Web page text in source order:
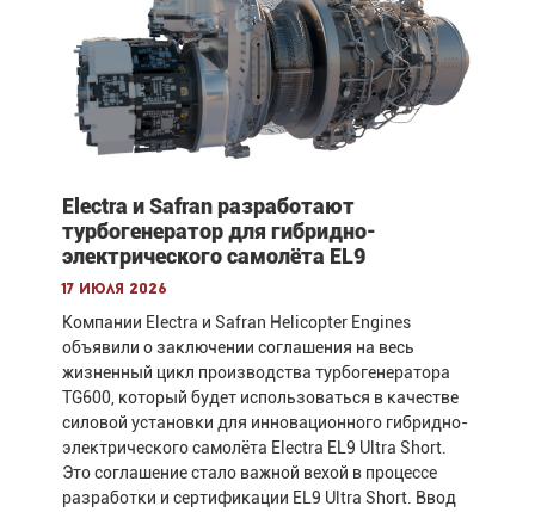
Electra и Safran разработают
турбогенератор для гибридно-
электрического самолёта EL9
17 июля 2026
Компании Electra и Safran Helicopter Engines
объявили о заключении соглашения на весь
жизненный цикл производства турбогенератора
TG600, который будет использоваться в качестве
силовой установки для инновационного гибридно-
электрического самолёта Electra EL9 Ultra Short.
Это соглашение стало важной вехой в процессе
разработки и сертификации EL9 Ultra Short. Ввод